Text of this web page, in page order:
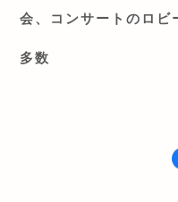
会、コンサートのロ
多数